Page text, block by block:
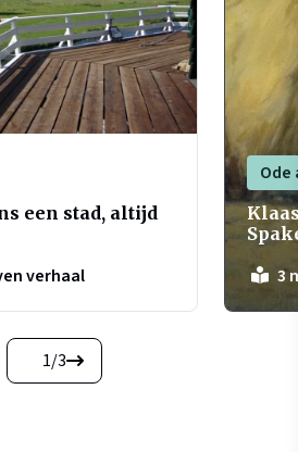
een stad, altijd
verhaal
Ode
3
1/3